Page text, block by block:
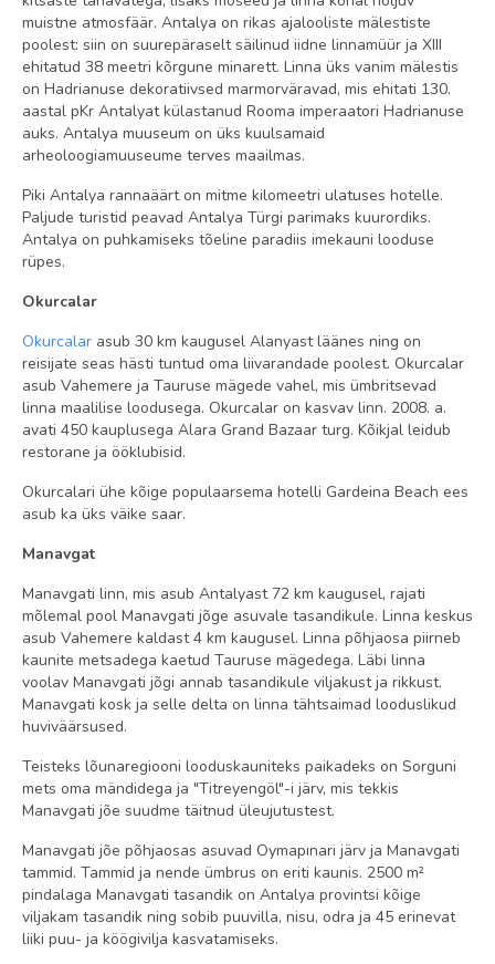
telefon
põrand: laminaat
tubade koristamine: igapäevaselt
föön: olemas
minibaar tasuta (vesi ja karastusjoogid igapäevaselt tasuta,
rõdu
dušš
Internet: Wi-Fi, tasuta
muistne atmosfäär. Antalya on rikas ajalooliste mälestiste
poolest: siin on suurepäraselt säilinud iidne linnamüür ja XIII
ehitatud 38 meetri kõrgune minarett. Linna üks vanim mälestis
on Hadrianuse dekoratiivsed marmorväravad, mis ehitati 130.
aastal pKr Antalyat külastanud Rooma imperaatori Hadrianuse
auks. Antalya muuseum on üks kuulsamaid
arheoloogiamuuseume terves maailmas.
Piki Antalya rannaäärt on mitme kilomeetri ulatuses hotelle.
Paljude turistid peavad Antalya Türgi parimaks kuurordiks.
Antalya on puhkamiseks tõeline paradiis imekauni looduse
rüpes.
Okurcalar
Okurcalar asub 30 km kaugusel Alanyast läänes ning on
reisijate seas hästi tuntud oma liivarandade poolest. Okurcalar
asub Vahemere ja Tauruse mägede vahel, mis ümbritsevad
linna maalilise loodusega. Okurcalar on kasvav linn. 2008. a.
avati 450 kauplusega Alara Grand Bazaar turg. Kõikjal leidub
restorane ja ööklubisid.
Okurcalari ühe kõige populaarsema hotelli Gardeina Beach ees
asub ka üks väike saar.
Manavgat
Manavgati linn, mis asub Antalyast 72 km kaugusel, rajati
mõlemal pool Manavgati jõge asuvale tasandikule. Linna keskus
asub Vahemere kaldast 4 km kaugusel. Linna põhjaosa piirneb
kaunite metsadega kaetud Tauruse mägedega. Läbi linna
voolav Manavgati jõgi annab tasandikule viljakust ja rikkust.
Manavgati kosk ja selle delta on linna tähtsaimad looduslikud
huviväärsused.
Teisteks lõunaregiooni looduskauniteks paikadeks on Sorguni
mets oma mändidega ja "Titreyengöl"-i järv, mis tekkis
Manavgati jõe suudme täitnud üleujutustest.
Manavgati jõe põhjaosas asuvad Oymapınari järv ja Manavgati
tammid. Tammid ja nende ümbrus on eriti kaunis. 2500 m²
pindalaga Manavgati tasandik on Antalya provintsi kõige
viljakam tasandik ning sobib puuvilla, nisu, odra ja 45 erinevat
liiki puu- ja köögivilja kasvatamiseks.